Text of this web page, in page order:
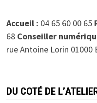
Accueil : 04 65 60 00 65
68 Conseiller
rue Antoine Lorin 01000
DU COTÉ DE